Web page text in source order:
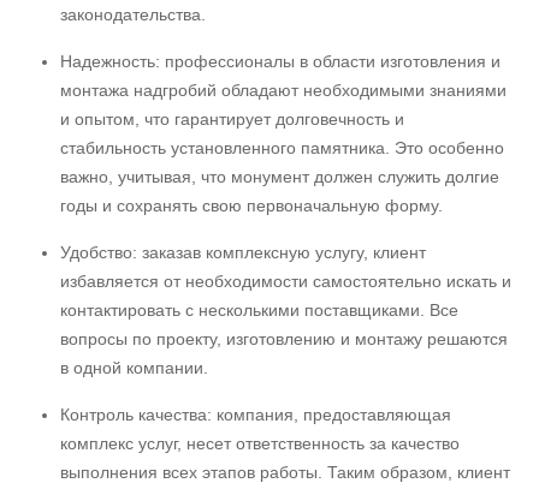
законодательства.
Надежность: профессионалы в области изготовления и
монтажа надгробий обладают необходимыми знаниями
и опытом, что гарантирует долговечность и
стабильность установленного памятника. Это особенно
важно, учитывая, что монумент должен служить долгие
годы и сохранять свою первоначальную форму.
Удобство: заказав комплексную услугу, клиент
избавляется от необходимости самостоятельно искать и
контактировать с несколькими поставщиками. Все
вопросы по проекту, изготовлению и монтажу решаются
в одной компании.
Контроль качества: компания, предоставляющая
комплекс услуг, несет ответственность за качество
выполнения всех этапов работы. Таким образом, клиент